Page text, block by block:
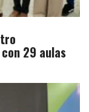
29 aulas